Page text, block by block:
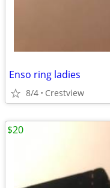
Enso ring ladies
8/4 Crestview
$20